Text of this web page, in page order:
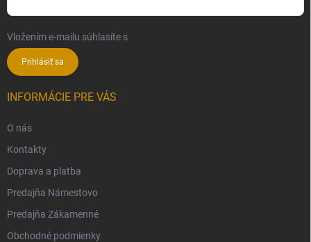
Vložením e-mailu súhlasíte s
Prihlásiť sa
INFORMÁCIE PRE VÁS
O nás
Kontakty
Doprava a platba
Predajňa Námestovo
Predajňa Zákamenné
Obchodné podmienky